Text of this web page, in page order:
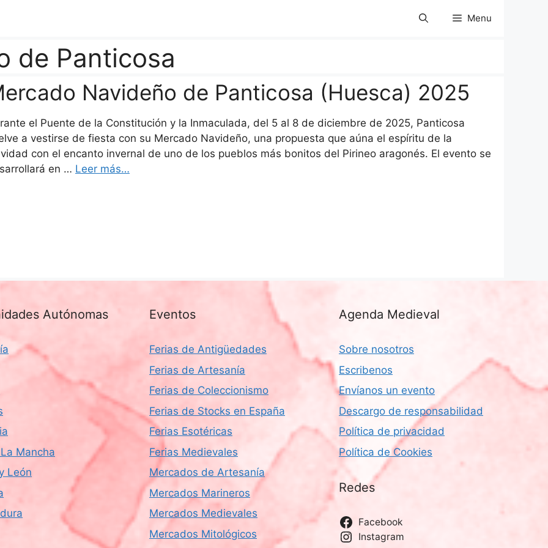
Menu
de Panticosa
Navideño de Panticosa (Huesca) 2025
el Puente de la Constitución y la Inmaculada, del 5 al 8 de diciembre de 2025, Panticosa
a vestirse de fiesta con su Mercado Navideño, una propuesta que aúna el espíritu de la
con el encanto invernal de uno de los pueblos más bonitos del Pirineo aragonés. El evento se
en … Leer más…
Autónomas
Mancha
León
Eventos
Ferias de Antigüedades
Ferias de Artesanía
Ferias de Coleccionismo
Ferias de Stocks en España
Ferias Esotéricas
Ferias Medievales
Mercados de Artesanía
Mercados Marineros
Mercados Medievales
Mercados Mitológicos
Agenda Medieval
Sobre nosotros
Escribenos
Envíanos un evento
Descargo de responsabilidad
Política de privacidad
Política de Cookies
Redes
Facebook
Instagram